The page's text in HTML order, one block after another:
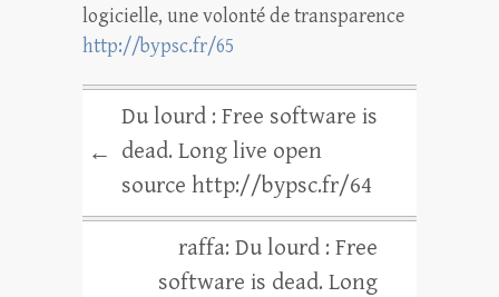
logicielle, une volonté de transparence
http://bypsc.fr/65
←
Du lourd : Free software is
dead. Long live open
source http://bypsc.fr/64
raffa: Du lourd : Free
software is dead. Long